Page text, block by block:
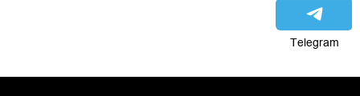
Telegram